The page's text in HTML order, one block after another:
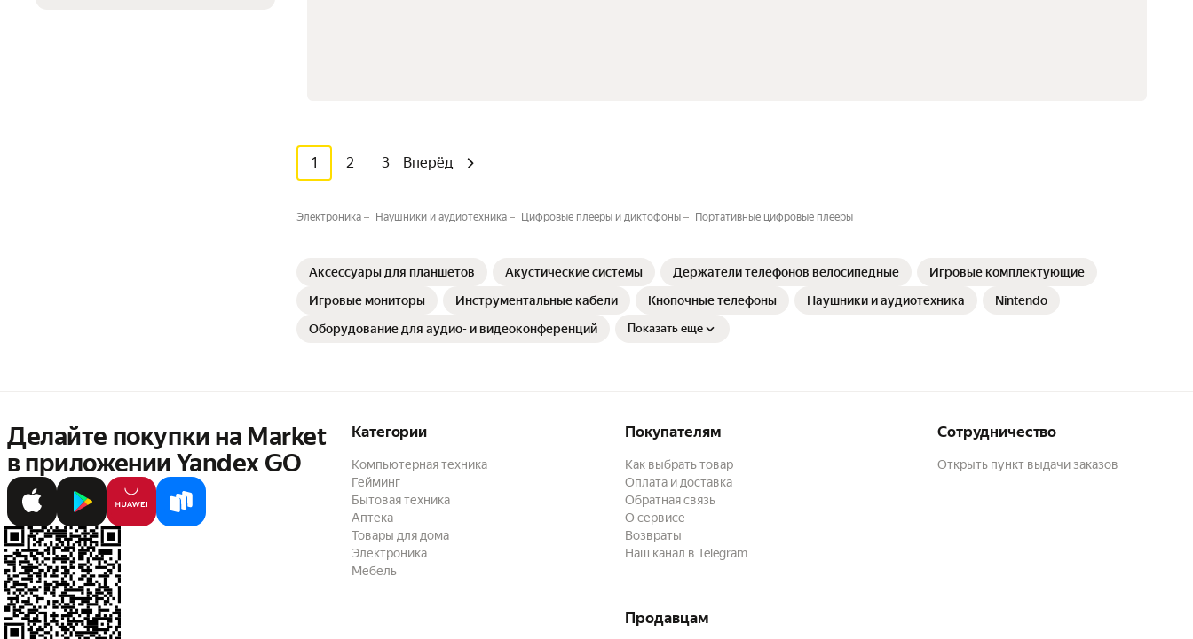
1 2 3 Вперёд
Электроника Наушники и аудиотехника Цифровые плееры и диктофоны Портативные цифровые плееры
Аксессуары для планшетов Акустические системы Держатели телефонов велосипедные
Игровые комплектующие
Игровые мониторы
Инструментальные кабели Кнопочные телефоны Наушники и аудиотехника
Nintendo
Оборудование для аудио- и видеоконференций
Показать еще
Делайте покупки на Market
в приложении Yandex GO
Категории
Компьютерная техника
Гейминг
Бытовая техника
Аптека
Товары для дома
Электроника
Мебель
Покупателям
Как выбрать товар
Оплата и доставка
Обратная связь
О сервисе
Возвраты
Наш канал в Telegram
Сотрудничество
Открыть пункт выдачи заказов
Продавцам